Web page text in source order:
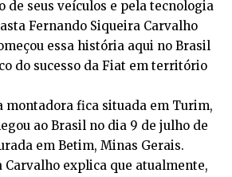
de seus veículos e pela tecnologia
Fernando Siqueira Carvalho
essa história aqui no Brasil
do sucesso da Fiat em território
montadora fica situada em Turim,
ao Brasil no dia 9 de julho de
em Betim, Minas Gerais.
Carvalho explica que atualmente,